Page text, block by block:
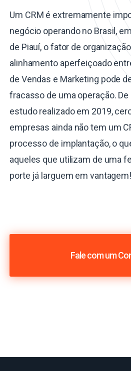
Um CRM é extremamente
negócio operando no Brasil,
de Piauí, o fator de
alinhamento aperfeiçoado
de Vendas e Marketing pode
fracasso de uma operação.
estudo realizado em 2019,
empresas ainda não tem um
processo de implantação, o
aqueles que utilizam de uma
porte já larguem em vantagem!
Fale com um